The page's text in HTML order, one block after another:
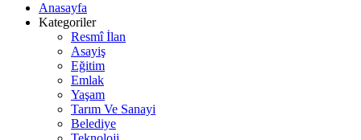
Anasayfa
Kategoriler
Resmî İlan
Asayiş
Eğitim
Emlak
Yaşam
Tarım Ve Sanayi
Belediye